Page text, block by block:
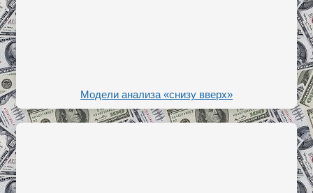
Модели анализа «снизу вверх»